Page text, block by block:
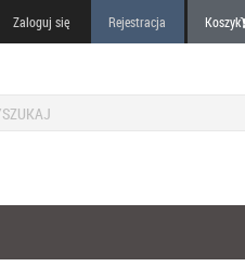
Zaloguj się Rejestracja Koszyk